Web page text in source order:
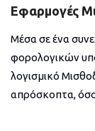
Εφαρμογές
Μέσα σε ένα
φορολογικών
λογισμικό
απρόσκοπτα, όσο